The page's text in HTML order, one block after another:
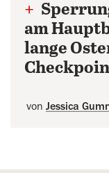
+
am
lange
von Jessica